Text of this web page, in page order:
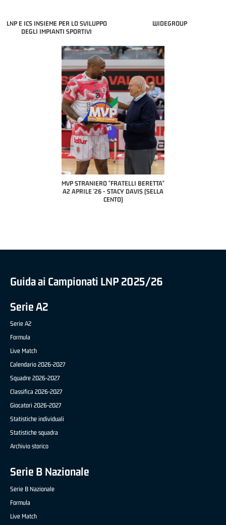
LNP E ICS INSIEME PER LO SVILUPPO
DEGLI IMPIANTI SPORTIVI
WIDEGROUP
"FRATELLI BERETTA"
- STACY DAVIS (SELLA
MVP "FRATELLI BERETTA" SAMUEL
DILAS B NAZIONALE APRILE '26 -
MARCO RESTELLI (TAV TREVIGLIO
Guida ai Campionati LNP 2025/26
Serie A2
Serie A2
Formula
Live Match
Calendario 2026-2027
Squadre 2026-2027
Classifica 2026-2027
Giocatori 2026-2027
Statistiche individuali
Statistiche squadra
Archivio storico
Serie B Nazionale
Serie B Nazionale
Formula
Live Match